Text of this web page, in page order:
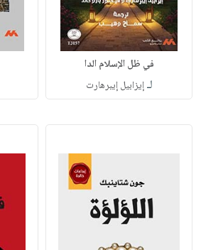
في ظل الإسلام الدا
لـإيزابيل إيبرهارت